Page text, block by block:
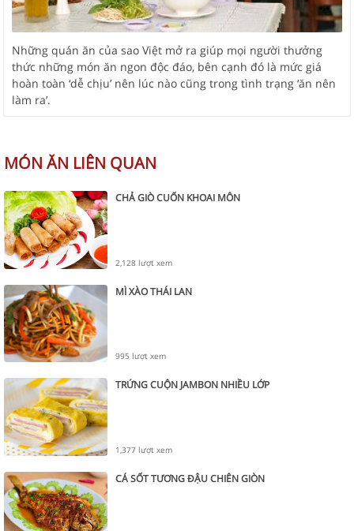
Những quán ăn của sao Việt mở ra giúp mọi người thưởng
thức những món ăn ngon độc đáo, bên cạnh đó là mức giá
hoàn toàn ‘dễ chịu’ nên lúc nào cũng trong tình trạng ‘ăn nên
làm ra’.
MÓN ĂN LIÊN QUAN
CHẢ GIÒ CUỐN KHOAI MÔN
2,128 lượt xem
MÌ XÀO THÁI LAN
995 lượt xem
TRỨNG CUỘN JAMBON NHIỀU LỚP
1,377 lượt xem
CÁ SỐT TƯƠNG ĐẬU CHIÊN GIÒN